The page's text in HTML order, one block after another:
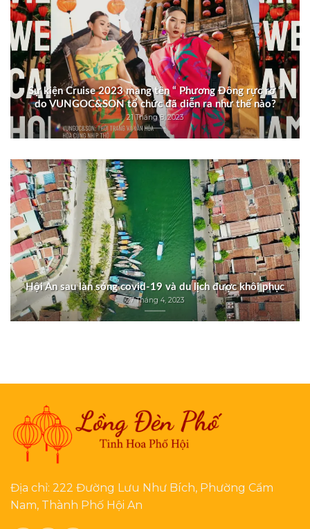
Sự kiện Cruise 2023 mang tên “ Phương Đông rực rỡ “
do VUNGOC&SON tổ chức đã diễn ra như thế nào?
21 Tháng 8, 2023
Hội An sau làn sóng covid-19 và du lịch được khôi phục
27 Tháng 4, 2023
Địa chỉ: 222 Đường Lưu Như Bích, Phường Cẩm
Nam, Thành Phố Hội An